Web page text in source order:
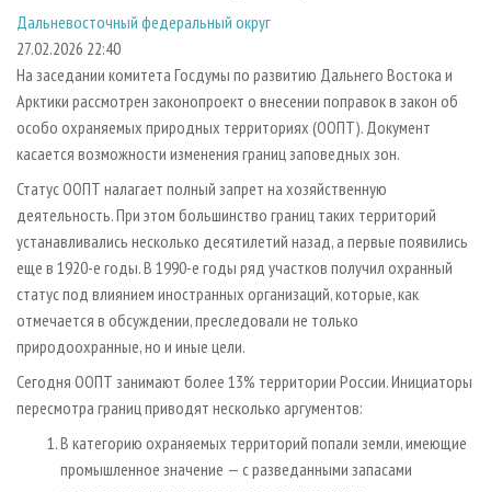
СУШКА ДРЕВЕСИНЫ
ПРОИЗВОДСТВО ДРЕВЕСНЫХ ПЛИТ
ДЕРЕВЯННОЕ ДОМОСТРОЕНИЕ
ПРОИЗВОДСТВО МЕБЕЛИ
БИОЭНЕРГЕТИКА
ЦБП
ИНСТРУМЕНТ И МАТЕРИАЛЫ
ПЕРСОНЫ
МОБИЛЬНЫЕ ВЫСТАВКИ
ОФИЦИАЛЬНЫЕ ДЕЛЕГАЦИИ
ПРИОРИТЕТНЫЕ ИНВЕСТПРОЕКТЫ
RUSSIAN FORESTRY REVIEW
ГАЗЕТА ЛЕСПРОМФОРУМ
БИБЛИОТЕКА СПЕЦИАЛИСТА
КОНТАКТЫ
РЕКЛАМОДАТЕЛЯМ
РЕКЛАМА
РЕКЛАМА НА САЙТЕ
Дальневосточный федеральный округ
27.02.2026 22:40
На заседании комитета Госдумы по развитию Дальнего Востока и
Арктики рассмотрен законопроект о внесении поправок в закон об
особо охраняемых природных территориях (ООПТ). Документ
касается возможности изменения границ заповедных зон.
Статус ООПТ налагает полный запрет на хозяйственную
деятельность. При этом большинство границ таких территорий
устанавливались несколько десятилетий назад, а первые появились
еще в 1920-е годы. В 1990-е годы ряд участков получил охранный
статус под влиянием иностранных организаций, которые, как
отмечается в обсуждении, преследовали не только
природоохранные, но и иные цели.
Сегодня ООПТ занимают более 13% территории России. Инициаторы
пересмотра границ приводят несколько аргументов:
В категорию охраняемых территорий попали земли, имеющие
промышленное значение — с разведанными запасами